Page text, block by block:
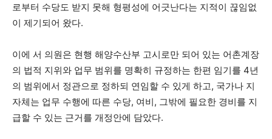
로부터 수당도 받지 못해 형평성에 어긋난다는 지적이 끊임없
이 제기되어 왔다.
이에 서 의원은 현행 해양수산부 고시로만 되어 있는 어촌계장
의 법적 지위와 업무 범위를 명확히 규정하는 한편 임기를 4년
의 범위에서 정관으로 정하되 연임할 수 있게 하고, 국가나 지
자체는 업무 수행에 따른 수당, 여비, 그밖에 필요한 경비를 지
급할 수 있는 근거를 개정안에 담았다.